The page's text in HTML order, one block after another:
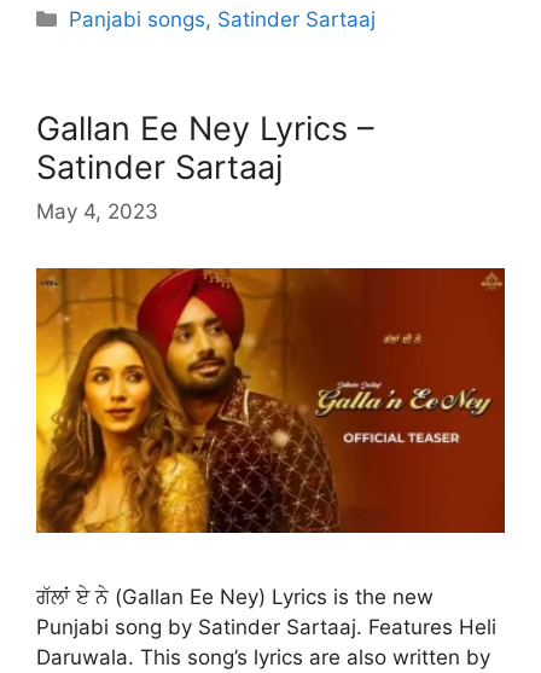
Categories
Panjabi songs, Satinder Sartaaj
Gallan Ee Ney Lyrics –
Satinder Sartaaj
May 4, 2023
ਗੱਲਾਂ ਏ ਨੇ (Gallan Ee Ney) Lyrics is the new
Punjabi song by Satinder Sartaaj. Features Heli
Daruwala. This song’s lyrics are also written by